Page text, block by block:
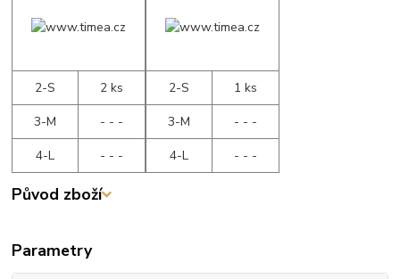
2-S
2 ks
3-M
- - -
4-L
- - -
2-S
1 ks
3-M
- - -
4-L
- - -
Původ zboží
Parametry